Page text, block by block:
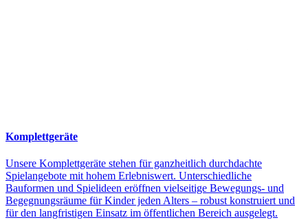
Komplettgeräte
Unsere Komplettgeräte stehen für ganzheitlich durchdachte
Spielangebote mit hohem Erlebniswert. Unterschiedliche
Bauformen und Spielideen eröffnen vielseitige Bewegungs- und
Begegnungsräume für Kinder jeden Alters – robust konstruiert und
für den langfristigen Einsatz im öffentlichen Bereich ausgelegt.